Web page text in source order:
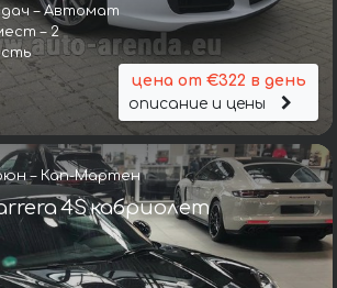
– Автомат
– 2
цена от €322 в день
описание и цены
– Кап-Мартен
4S кабриолет